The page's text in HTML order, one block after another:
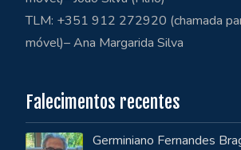
TLM: +351 912 272920 (chamada
móvel)– Ana Margarida Silva
Falecimentos recentes
Germiniano Fernandes